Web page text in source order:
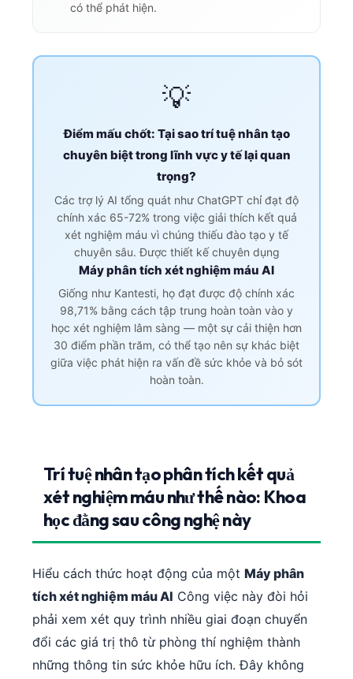
có thể phát hiện.
💡
Điểm mấu chốt: Tại sao trí tuệ nhân tạo
chuyên biệt trong lĩnh vực y tế lại quan
trọng?
Các trợ lý AI tổng quát như ChatGPT chỉ đạt độ
chính xác 65-72% trong việc giải thích kết quả
xét nghiệm máu vì chúng thiếu đào tạo y tế
chuyên sâu. Được thiết kế chuyên dụng
Máy phân tích xét nghiệm máu AI
Giống như Kantesti, họ đạt được độ chính xác
98,71% bằng cách tập trung hoàn toàn vào y
học xét nghiệm lâm sàng — một sự cải thiện hơn
30 điểm phần trăm, có thể tạo nên sự khác biệt
giữa việc phát hiện ra vấn đề sức khỏe và bỏ sót
hoàn toàn.
Trí tuệ nhân tạo phân tích kết quả
xét nghiệm máu như thế nào: Khoa
học đằng sau công nghệ này
Hiểu cách thức hoạt động của một Máy phân
tích xét nghiệm máu AI Công việc này đòi hỏi
phải xem xét quy trình nhiều giai đoạn chuyển
đổi các giá trị thô từ phòng thí nghiệm thành
những thông tin sức khỏe hữu ích. Đây không